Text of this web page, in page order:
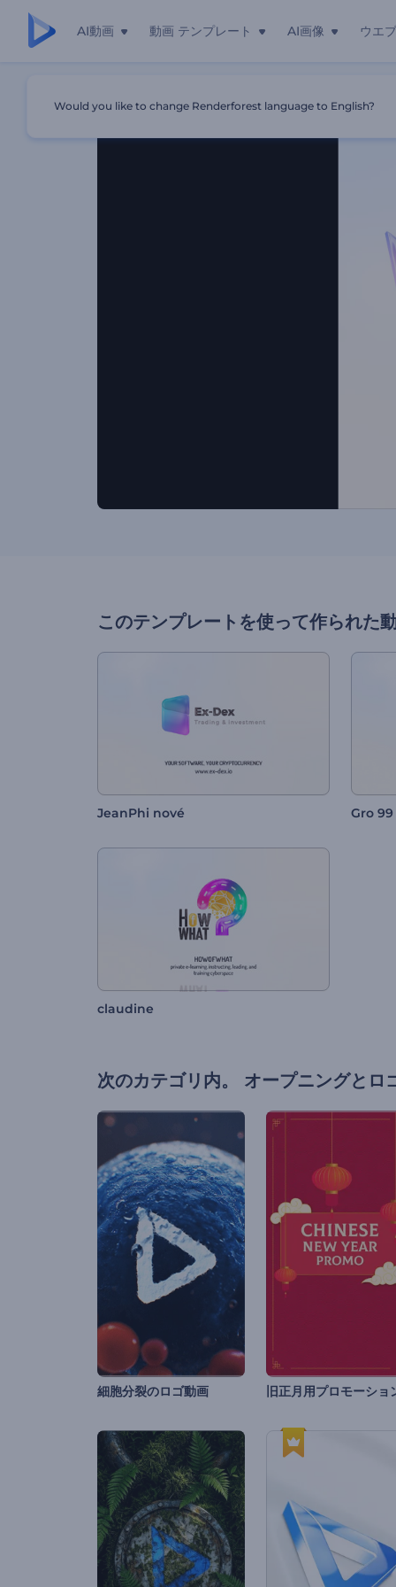
AI動画 動画 テンプレート AI画像 ウエ
このテンプレートを使って作られた
JeanPhi nové Gro 99
claudine
次のカテゴリ内。 オープニングとロ
細胞分裂のロゴ動画
Would you like to change Renderforest language to English?